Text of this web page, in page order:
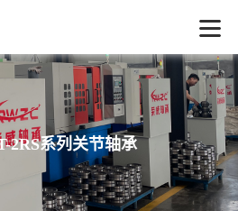
2RS系列关节轴承